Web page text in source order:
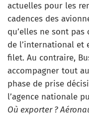
actuelles pour les
cadences des
qu’elles ne sont pas
de l’international et
filet. Au contraire,
accompagner tout
phase de prise
l’agence nationale
Où exporter ?